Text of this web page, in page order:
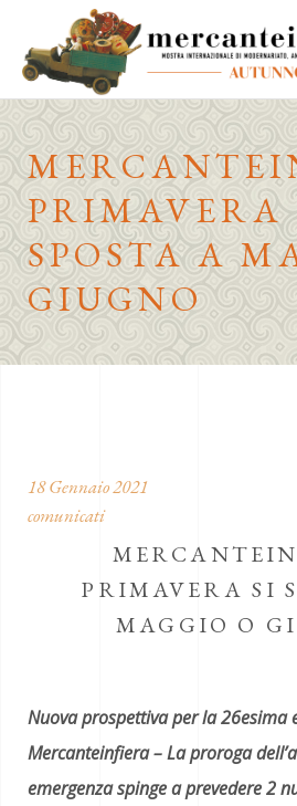
PRIMAVERA
SPOSTA A
GIUGNO
18 Gennaio 2021
comunicati
PRIMAVERA SI
MAGGIO O
Nuova prospettiva per la 26esima
Mercanteinfiera – La proroga
emergenza spinge a prevedere 2